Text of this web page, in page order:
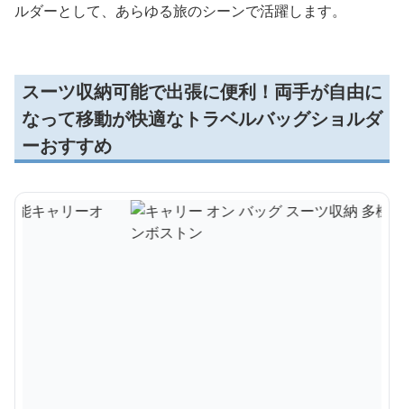
ルダーとして、あらゆる旅のシーンで活躍します。
スーツ収納可能で出張に便利！両手が自由に
なって移動が快適なトラベルバッグショルダ
ーおすすめ